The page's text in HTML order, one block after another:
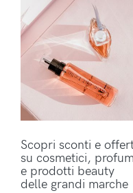
Scopri sconti e
su cosmetici,
e prodotti beauty
delle grandi marche